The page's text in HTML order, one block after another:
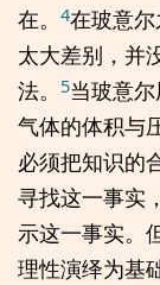
在。 4在玻意
太大差别，并
法。
5当玻意
气体的体积与
必须把知识的
寻找这一事实
示这一事实。
理性演绎为基